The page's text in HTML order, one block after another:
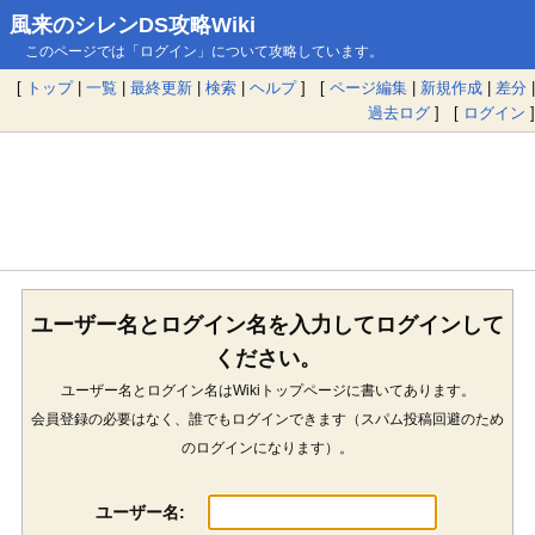
風来のシレンDS攻略Wiki
このページでは「ログイン」について攻略しています。
[ トップ| 一覧 | 最終更新 | 検索 | ヘルプ] [ ページ編集 | 新規作成 | 差分 |
過去ログ ] [ ログイン ]
ユーザー名とログイン名を入力してログインして
ください。
ユーザー名とログイン名はWikiトップページに書いてあります。
会員登録の必要はなく、誰でもログインできます（スパム投稿回避のため
のログインになります）。
ユーザー名: